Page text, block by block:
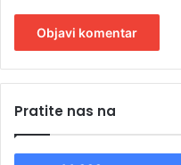
tPratite nas na